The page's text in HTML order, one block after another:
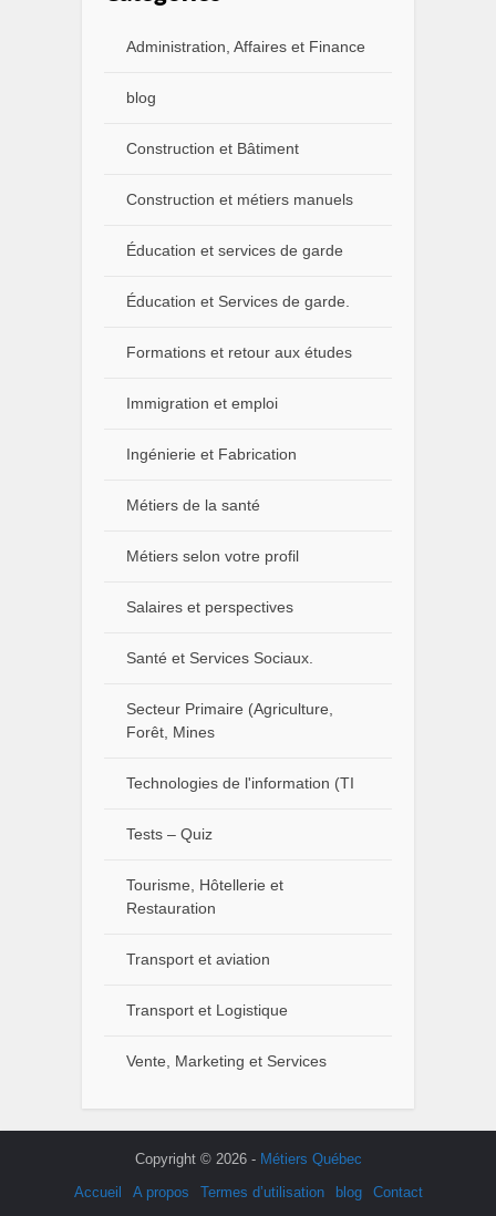
Administration, Affaires et Finance
blog
Construction et Bâtiment
Construction et métiers manuels
Éducation et services de garde
Éducation et Services de garde.
Formations et retour aux études
Immigration et emploi
Ingénierie et Fabrication
Métiers de la santé
Métiers selon votre profil
Salaires et perspectives
Santé et Services Sociaux.
Secteur Primaire (Agriculture,
Forêt, Mines
Technologies de l'information (TI
Tests – Quiz
Tourisme, Hôtellerie et
Restauration
Transport et aviation
Transport et Logistique
Vente, Marketing et Services
Copyright © 2026 - Métiers Québec
Accueil
A propos Termes d’utilisation blog Contact